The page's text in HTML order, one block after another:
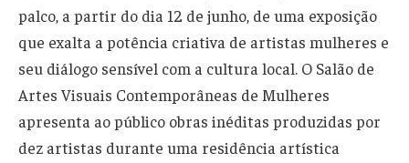
palco, a partir do dia 12 de junho, de uma exposição
que exalta a potência criativa de artistas mulheres e
seu diálogo sensível com a cultura local. O Salão de
Artes Visuais Contemporâneas de Mulheres
apresenta ao público obras inéditas produzidas por
dez artistas durante uma residência artística